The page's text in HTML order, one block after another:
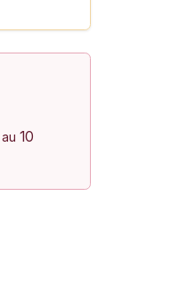
au 10